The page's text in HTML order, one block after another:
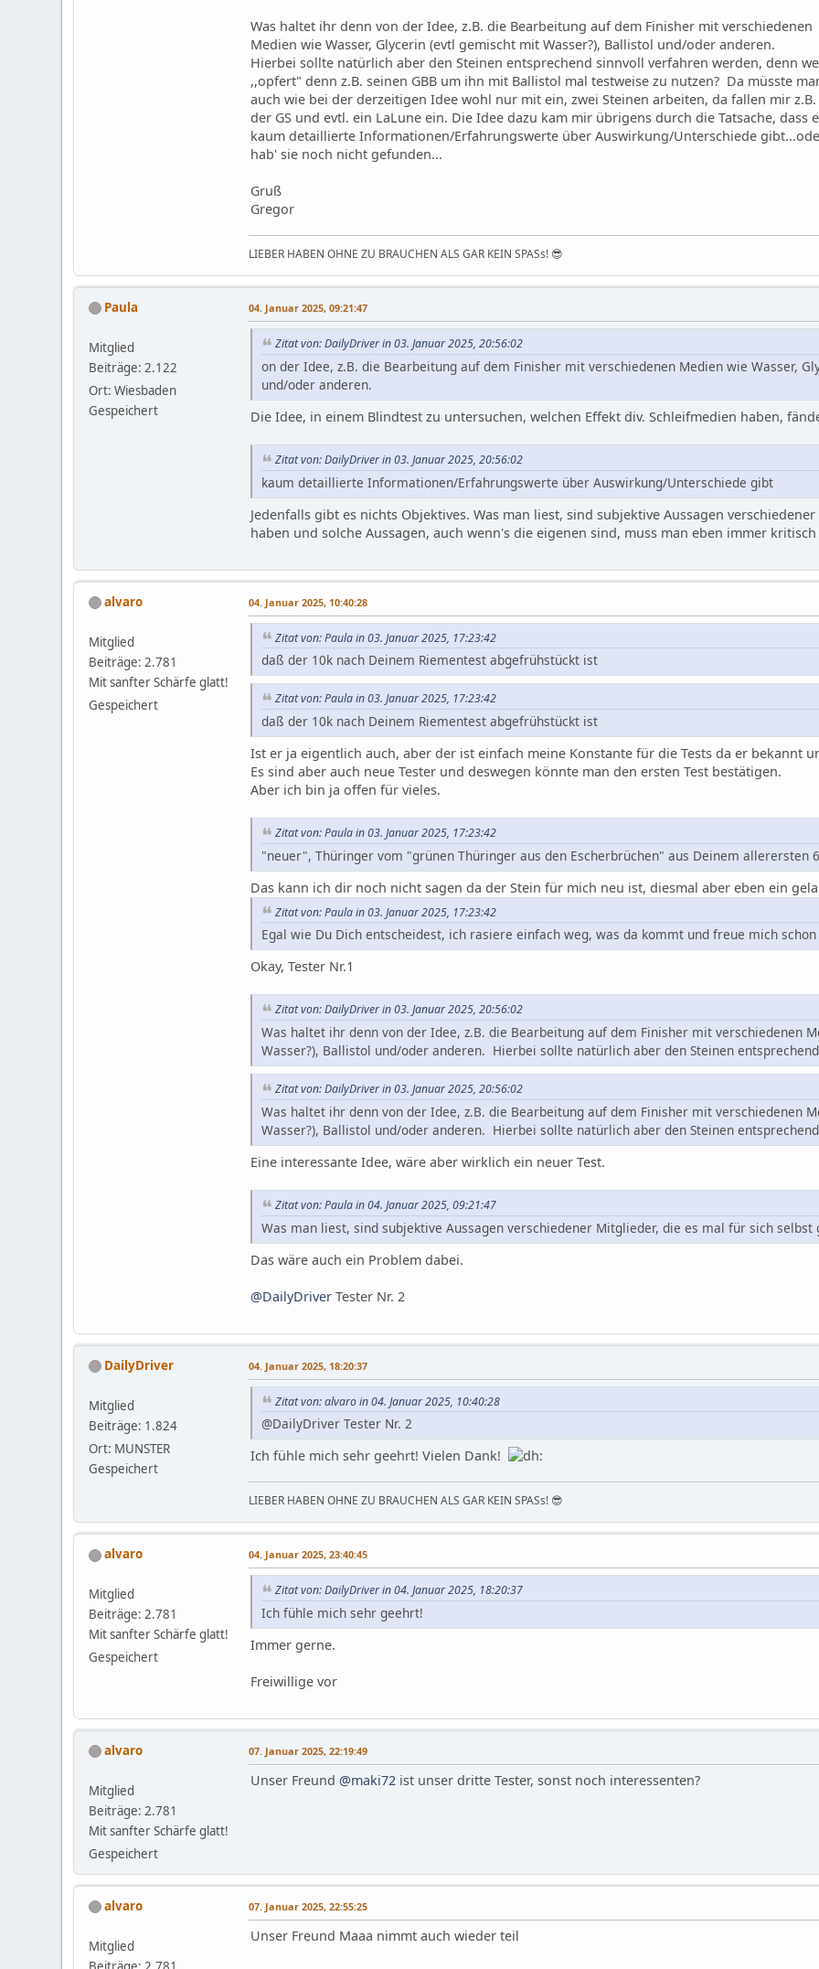
Was haltet ihr denn von der Idee, z.B. die Bearbeitung auf dem Finisher mit verschiedenen
Medien wie Wasser, Glycerin (evtl gemischt mit Wasser?), Ballistol und/oder anderen.
Hierbei sollte natürlich aber den Steinen entsprechend sinnvoll verfahren werden, denn
,,opfert" denn z.B. seinen GBB um ihn mit Ballistol mal testweise zu nutzen? Da müsste
auch wie bei der derzeitigen Idee wohl nur mit ein, zwei Steinen arbeiten, da fallen mir z.B.
der GS und evtl. ein LaLune ein. Die Idee dazu kam mir übrigens durch die Tatsache, dass
kaum detaillierte Informationen/Erfahrungswerte über Auswirkung/Unterschiede
hab' sie noch nicht gefunden...
Gruß
Gregor
LIEBER HABEN OHNE ZU BRAUCHEN ALS GAR KEIN SPASs! 😎
Paula
Mitglied
Beiträge: 2.122
Ort: Wiesbaden
Gespeichert
04. Januar 2025, 09:21:47
Zitat von: DailyDriver in 03. Januar 2025, 20:56:02
on der Idee, z.B. die Bearbeitung auf dem Finisher mit verschiedenen Medien wie Wasser,
und/oder anderen.
Die Idee, in einem Blindtest zu untersuchen, welchen Effekt div. Schleifmedien haben,
Zitat von: DailyDriver in 03. Januar 2025, 20:56:02
kaum detaillierte Informationen/Erfahrungswerte über Auswirkung/Unterschiede gibt
Jedenfalls gibt es nichts Objektives. Was man liest, sind subjektive Aussagen
haben und solche Aussagen, auch wenn's die eigenen sind, muss man eben immer kritisch
alvaro
Mitglied
Beiträge: 2.781
Mit sanfter Schärfe glatt!
Gespeichert
04. Januar 2025, 10:40:28
Zitat von: Paula in 03. Januar 2025, 17:23:42
daß der 10k nach Deinem Riementest abgefrühstückt ist
Zitat von: Paula in 03. Januar 2025, 17:23:42
daß der 10k nach Deinem Riementest abgefrühstückt ist
Ist er ja eigentlich auch, aber der ist einfach meine Konstante für die Tests da er bekannt
Es sind aber auch neue Tester und deswegen könnte man den ersten Test bestätigen.
Aber ich bin ja offen für vieles.
Zitat von: Paula in 03. Januar 2025, 17:23:42
"neuer", Thüringer vom "grünen Thüringer aus den Escherbrüchen" aus Deinem allerersten
Das kann ich dir noch nicht sagen da der Stein für mich neu ist, diesmal aber eben ein
Zitat von: Paula in 03. Januar 2025, 17:23:42
Egal wie Du Dich entscheidest, ich rasiere einfach weg, was da kommt und freue mich
Okay, Tester Nr.1
Zitat von: DailyDriver in 03. Januar 2025, 20:56:02
Was haltet ihr denn von der Idee, z.B. die Bearbeitung auf dem Finisher mit verschiedenen
Wasser?), Ballistol und/oder anderen. Hierbei sollte natürlich aber den Steinen
Zitat von: DailyDriver in 03. Januar 2025, 20:56:02
Was haltet ihr denn von der Idee, z.B. die Bearbeitung auf dem Finisher mit verschiedenen
Wasser?), Ballistol und/oder anderen. Hierbei sollte natürlich aber den Steinen
Eine interessante Idee, wäre aber wirklich ein neuer Test.
Zitat von: Paula in 04. Januar 2025, 09:21:47
Was man liest, sind subjektive Aussagen verschiedener Mitglieder, die es mal für sich selbst
Das wäre auch ein Problem dabei.
@DailyDriver Tester Nr. 2
DailyDriver
Mitglied
Beiträge: 1.824
Ort: MUNSTER
Gespeichert
04. Januar 2025, 18:20:37
Zitat von: alvaro in 04. Januar 2025, 10:40:28
@DailyDriver Tester Nr. 2
Ich fühle mich sehr geehrt! Vielen Dank!
LIEBER HABEN OHNE ZU BRAUCHEN ALS GAR KEIN SPASs! 😎
alvaro
Mitglied
Beiträge: 2.781
Mit sanfter Schärfe glatt!
Gespeichert
04. Januar 2025, 23:40:45
Zitat von: DailyDriver in 04. Januar 2025, 18:20:37
Ich fühle mich sehr geehrt!
Immer gerne.
Freiwillige vor
alvaro
Mitglied
Beiträge: 2.781
Mit sanfter Schärfe glatt!
Gespeichert
07. Januar 2025, 22:19:49
Unser Freund@maki72 ist unser dritte Tester, sonst noch interessenten?
alvaro
Mitglied
07. Januar 2025, 22:55:25
Unser Freund Maaa nimmt auch wieder teil